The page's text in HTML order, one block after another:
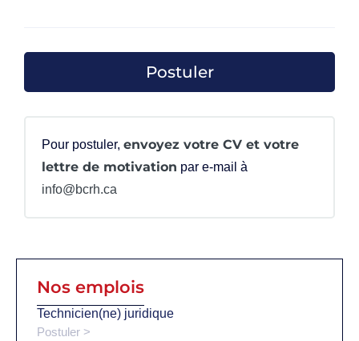
Pour postuler, envoyez votre CV et votre
lettre de motivation par e-mail à
info@bcrh.ca
Nos emplois
Technicien(ne) juridique
Postuler >